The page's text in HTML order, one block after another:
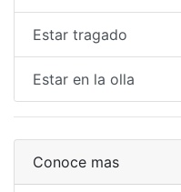
Estar tragado
Estar en la olla
Conoce mas